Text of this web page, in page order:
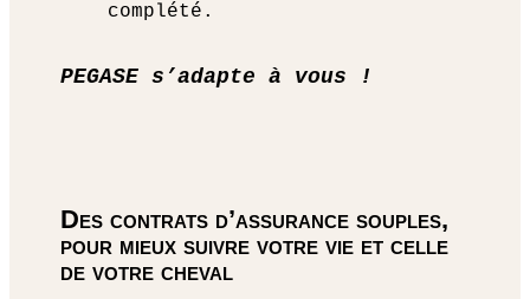
complété.
PEGASE s’adapte à vous !
Des contrats d’assurance souples,
pour mieux suivre votre vie et celle
de votre cheval